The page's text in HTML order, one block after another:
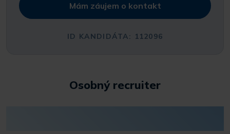
Mám záujem o kontakt
ID KANDIDÁTA: 112096
Osobný recruiter